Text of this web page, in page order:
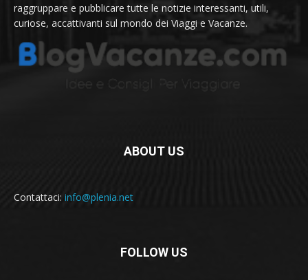
raggruppare e pubblicare tutte le notizie interessanti, utili,
curiose, accattivanti sul mondo dei Viaggi e Vacanze.
ABOUT US
Contattaci: info@plenia.net
FOLLOW US